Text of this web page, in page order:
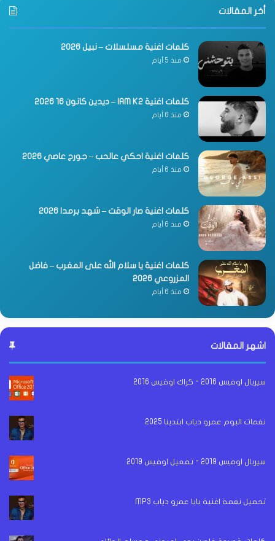
أخر المقالات
كلمات اغنية مسلسلات – نبيل 2026
منذ 5 أيام
كلمات اغنية IAM K2 – ديدين كانون 16 2026
منذ 6 أيام
كلمات اغنية احكي عالحب – جورج عاصي 2026
منذ 6 أيام
كلمات اغنية صار الوقت – شهد برمدا 2026
منذ 6 أيام
كلمات اغنية يا سلام الله على المغرب – فاضل
المزروعي 2026
منذ 6 أيام
اشهر المقالات
سيريال اوفيس 2016 - كراك اوفيس 2016
نغمات البوم عمرو دياب ابتدينا 2025
سيريال اوفيس 2019 - تفعيل اوفيس 2019
تحميل نغمة اغنية بابا عمرو دياب MP3